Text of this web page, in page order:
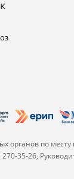
по
35-26,